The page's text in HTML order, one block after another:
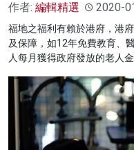
作者: 編輯精選 2020-
福地之福利有賴於港府，港
及保障，如12年免費教育、
人每月獲得政府發放的老人金